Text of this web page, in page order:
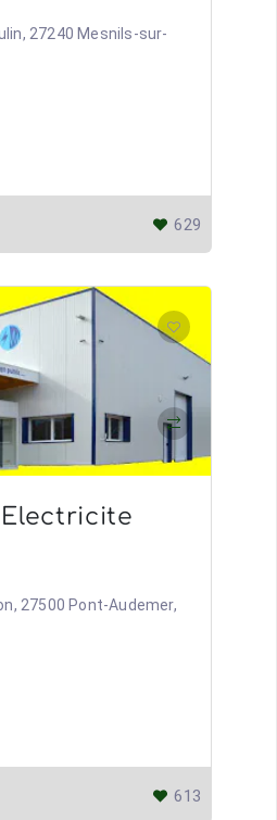
27240 Mesnils-sur-
629
Electricite
27500 Pont-Audemer,
613